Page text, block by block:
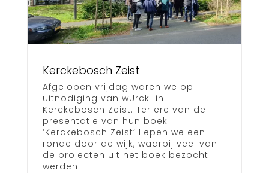
Kerckebosch Zeist
Afgelopen vrijdag waren we op
uitnodiging van wUrck in
Kerckebosch Zeist. Ter ere van de
presentatie van hun boek
‘Kerckebosch Zeist’ liepen we een
ronde door de wijk, waarbij veel van
de projecten uit het boek bezocht
werden.